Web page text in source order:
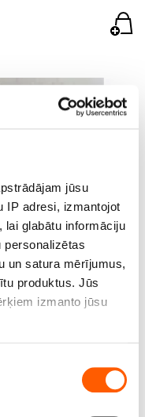
jūsu
IP adresi, izmantojot
lai glabātu informāciju
personalizētas
un satura mērījumus,
produktus. Jūs
izmanto jūsu
ģeogrāfisko
930 g/m2,100 %